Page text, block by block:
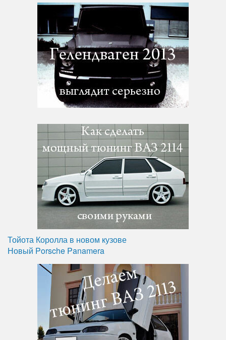
Тойота Королла в новом кузове
Новый Porsche Panamera